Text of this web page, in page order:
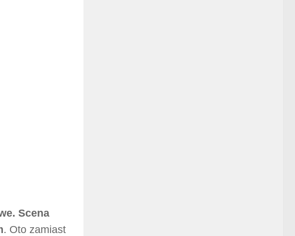
Scena
. Oto zamiast